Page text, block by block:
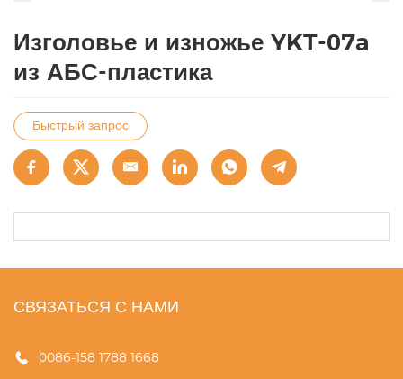
Изголовье и изножье YKT-07a
из АБС-пластика
Быстрый запрос
СВЯЗАТЬСЯ С НАМИ
0086-158 1788 1668